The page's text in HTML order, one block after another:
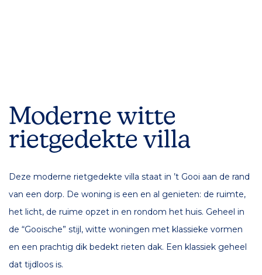
Moderne witte
rietgedekte villa
Deze moderne rietgedekte villa staat in ’t Gooi aan de rand
van een dorp. De woning is een en al genieten: de ruimte,
het licht, de ruime opzet in en rondom het huis. Geheel in
de “Gooische” stijl, witte woningen met klassieke vormen
en een prachtig dik bedekt rieten dak. Een klassiek geheel
dat tijdloos is.